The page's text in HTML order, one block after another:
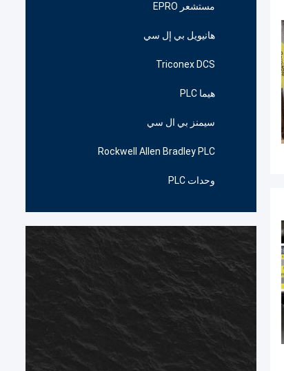
مستشعر EPRO
هانيويل بي إل سي
Triconex DCS
هيما PLC
سيمنز بي ال سي
Rockwell Allen Bradley PLC
وحدات PLC